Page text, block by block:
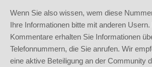
Wenn Sie also wissen, wem diese
Ihre Informationen bitte mit anderen
Kommentare erhalten Sie Informationen
Telefonnummern, die Sie anrufen. Wir
eine aktive Beteiligung an der Community